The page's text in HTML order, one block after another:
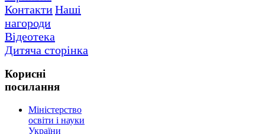
КонтактиНаші
нагороди
Відеотека
Дитяча сторінка
Корисні
посилання
Міністерство
освіти і науки
України